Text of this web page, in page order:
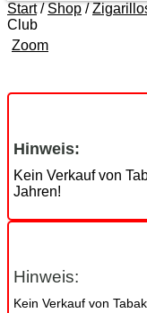
Start/ Shop /
Club
Zoom
Hinweis:
Kein Verkauf von
Jahren!
Hinweis:
Kein Verkauf von